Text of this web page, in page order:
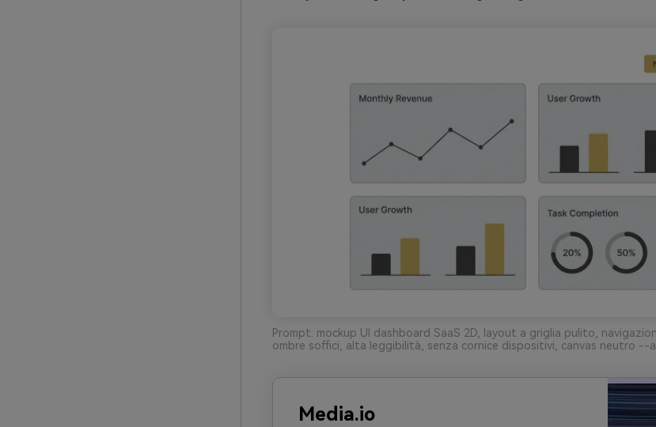
Prompt: mockup UI dashboard SaaS 2D, layout a griglia pulito,
ombre soffici, alta leggibilità, senza cornice dispositivi, canvas neutro --
Media.io